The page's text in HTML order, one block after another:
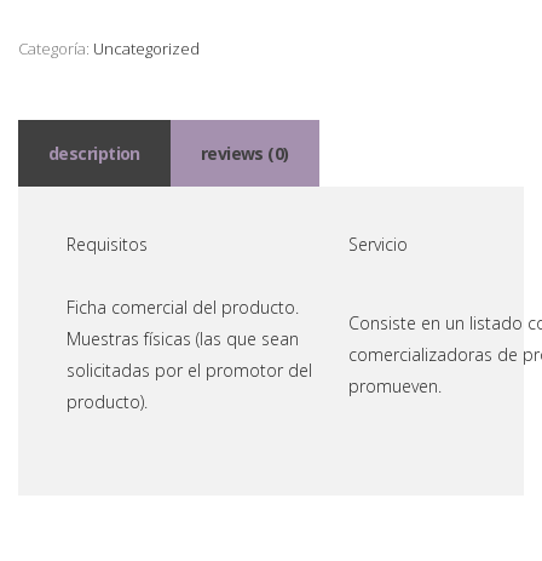
Categoría: Uncategorized
description reviews (0)
Requisitos Servicio
Ficha comercial del producto.
Muestras físicas (las que sean
solicitadas por el promotor del
producto).
Consiste en un listado
comercializadoras de
promueven.